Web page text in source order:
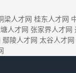
梁人才网 桂东人才网
人才网 张家界人才网
鄢陵人才网 太谷人才网